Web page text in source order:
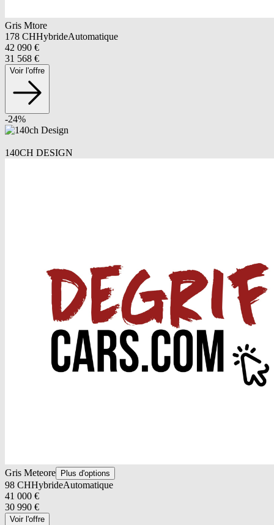
Gris Mtore
178 CHHybrideAutomatique
42 090 €
31 568 €
Voir l'offre
-24%
140CH DESIGN
Gris Meteore Plus d'options
98 CHHybrideAutomatique
41 000 €
30 990 €
Voir l'offre